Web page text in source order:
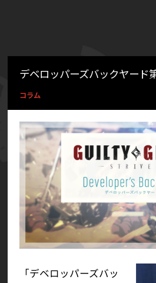
デベロッパーズバックヤード
コラム
「デベロッパーズバッ